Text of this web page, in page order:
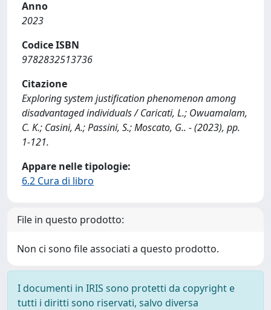
Anno
2023
Codice ISBN
9782832513736
Citazione
Exploring system justification phenomenon among
disadvantaged individuals / Caricati, L.; Owuamalam,
C. K.; Casini, A.; Passini, S.; Moscato, G.. - (2023), pp.
1-121.
Appare nelle tipologie:
6.2 Cura di libro
File in questo prodotto:
Non ci sono file associati a questo prodotto.
I documenti in IRIS sono protetti da copyright e
tutti i diritti sono riservati, salvo diversa